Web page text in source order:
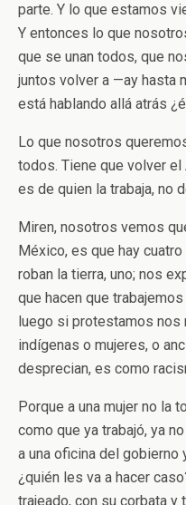
parte. Y lo que estamos
Y entonces lo que
que se unan todos, que
juntos volver a —ay hasta
está hablando allá atrás
Lo que nosotros
todos. Tiene que volver
es de quien la trabaja, no
Miren, nosotros vemos
México, es que hay
roban la tierra, uno; nos
que hacen que
luego si protestamos nos
indígenas o mujeres, o
desprecian, es como
Porque a una mujer no la
como que ya trabajó, ya
a una oficina del
¿quién les va a hacer
trajeado, con su corbata y